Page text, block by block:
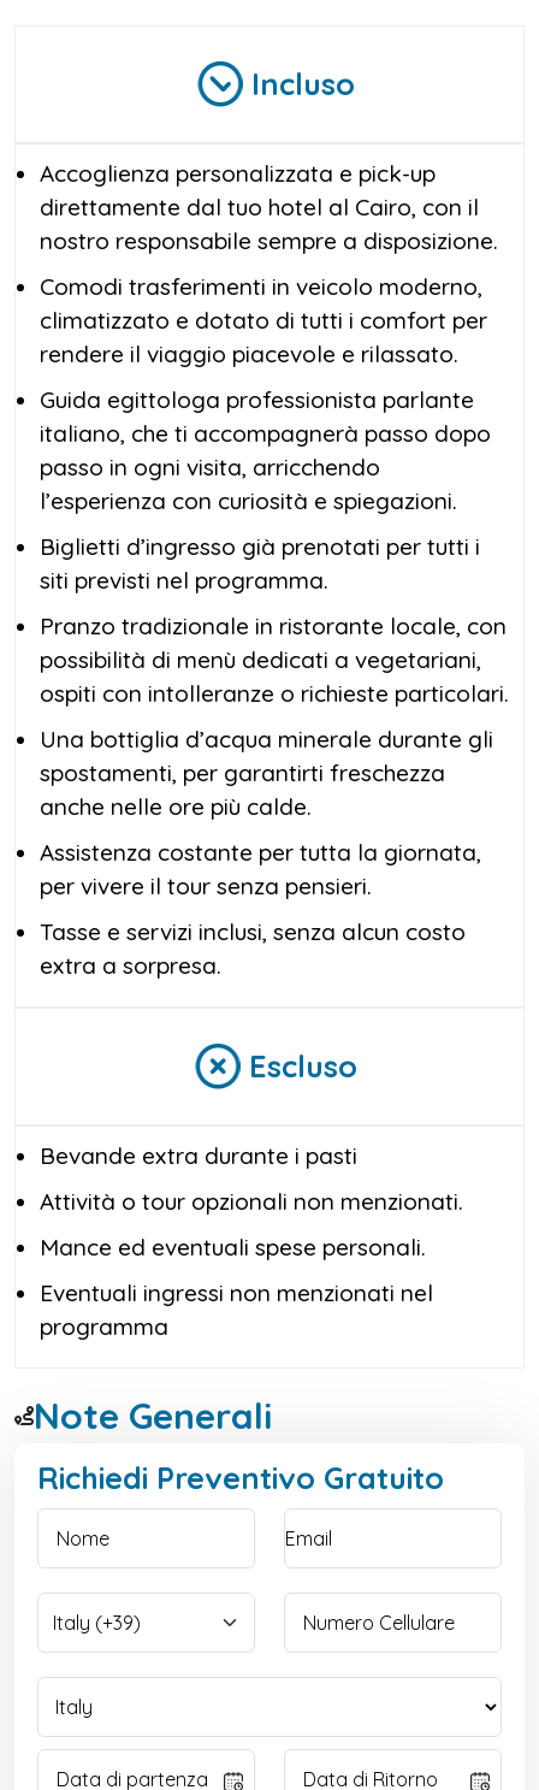
dedicato alla civiltà faraonica. Qui potrai
ammirare migliaia di reperti straordinari, tra
statue monumentali e tesori che raccontano
oltre 7.000 anni di storia.
Dopo questo emozionante tour del Grande
Museo Egizio
, ti attende un pranzo tipico in
un ristorante locale, dove potrai gustare
autentici piatti della tradizione egiziana.
Nel pomeriggio, grazie all’assistenza costante
della tua guida, visiterai laCittadella di
Saladino, una delle fortezze medievali più
imponenti del Medio Oriente. All’interno
esplorerai la magnifica
Moschea di
Muhammad Ali
, conosciuta anche come
Moschea di Alabastro per i suoi rivestimenti
raffinati. Le sue cupole maestose e i minareti
eleganti regalano una vista spettacolare sul
Cairo, aggiungendo fascino e spiritualità al
tuoTour del Grande Museo Egizio e
Cittadella.
La giornata si conclude con una passeggiata
tra i vicoli del suggestivobazar di Khan el
Khalili, il cuore pulsante del Cairo. Qui, tra
spezie, lampade colorate e botteghe
Al termine, il nostro responsabile e il tuo
concludendo un’esperienza indimenticabile:
un Tour del Grande Museo Egizio,
Cittadella e Khan el Khalili
storia, arte, spiritualità e vita locale con la
garanzia di un’organizzazione curata in ogni
dettaglio.
Incluso
Accoglienza personalizzata e pick-up
direttamente dal tuo hotel al Cairo, con il
nostro responsabile sempre a disposizione.
Comodi trasferimenti in veicolo moderno,
climatizzato e dotato di tutti i comfort per
rendere il viaggio piacevole e rilassato.
Guida egittologa professionista parlante
italiano, che ti accompagnerà passo dopo
passo in ogni visita, arricchendo
l’esperienza con curiosità e spiegazioni.
Biglietti d’ingresso già prenotati per tutti i
siti previsti nel programma.
Pranzo tradizionale in ristorante locale, con
possibilità di menù dedicati a vegetariani,
ospiti con intolleranze o richieste particolari.
Una bottiglia d’acqua minerale durante gli
spostamenti, per garantirti freschezza
anche nelle ore più calde.
Assistenza costante per tutta la giornata,
per vivere il tour senza pensieri.
Tasse e servizi inclusi, senza alcun costo
extra a sorpresa.
Escluso
Bevande extra durante i pasti
Attività o tour opzionali non menzionati.
Mance ed eventuali spese personali.
Eventuali ingressi non menzionati nel
programma
Note Generali
Richiedi Preventivo Gratuito